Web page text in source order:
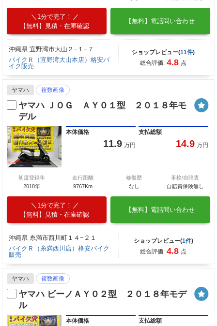
1分で完了！
【無料】見積・在庫確認
【無料】電話問い合わせ
沖縄県 宜野湾市大山２−１−７
バイクＲ（宜野湾大山本店）格安バ
イク販売
ショップレビュー(11件)
総合評価: 4.8 点
ヤマハ 複数画像
ヤマハ ＪＯＧ ＡＹ０１型 ２０１８年モ
デル
本体価格
11.9 万円
支払総額
14.9 万円
初度登録年
2018年
走行距離
9767Km
修復歴
なし
車検/自賠責
自賠責保険無し
1分で完了！
【無料】見積・在庫確認
【無料】電話問い合わせ
沖縄県 糸満市西川町１４−２１
バイクＲ（糸満西川店）格安バイク
販売
ショップレビュー(1件)
総合評価: 4.8 点
ヤマハ 複数画像
ヤマハ ビーノＡＹ０２型 ２０１８年モデ
ル
本体価格 支払総額